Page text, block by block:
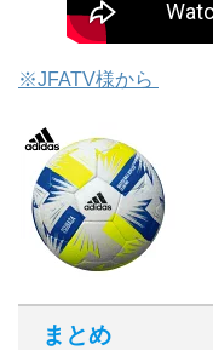
※JFATV様から
まとめ